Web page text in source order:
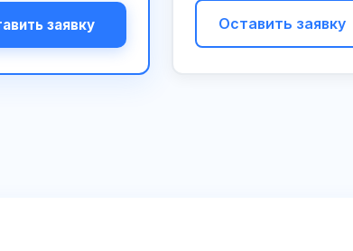
заявку Оставить заявку